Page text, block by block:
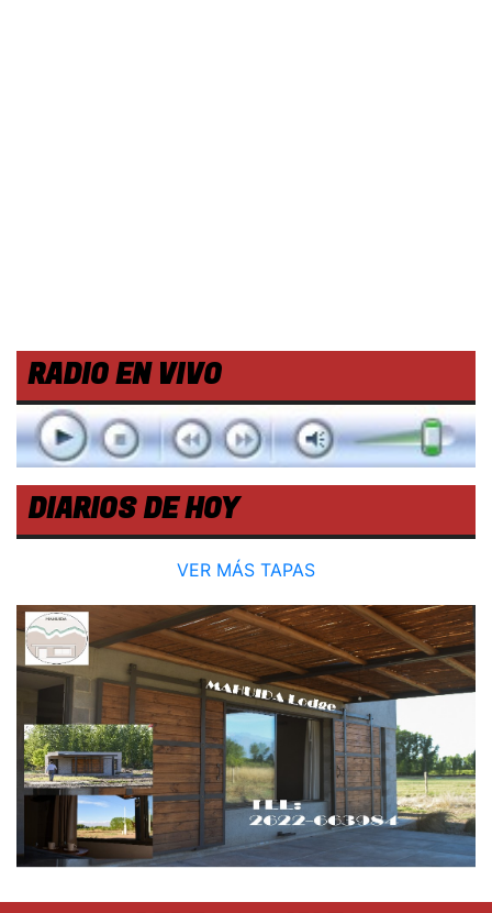
RADIO EN VIVO
DIARIOS DE HOY
VER MÁS TAPAS